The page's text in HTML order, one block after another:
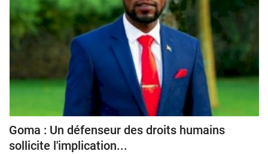
Goma : Un défenseur des droits humains
sollicite l'implication...